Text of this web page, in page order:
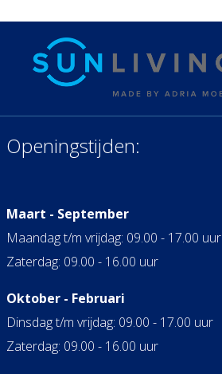
Openingstijden:
Maart - September
Maandag t/m vrijdag: 09.00 - 17.00 uur
Zaterdag: 09.00 - 16.00 uur
Oktober - Februari
Dinsdag t/m vrijdag: 09.00 - 17.00 uur
Zaterdag: 09.00 - 16.00 uur